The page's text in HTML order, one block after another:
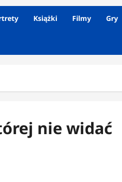
Książki Filmy Gry
nie widać